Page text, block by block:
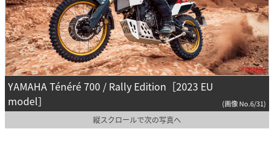
YAMAHA Ténéré 700 / Rally Edition［2023 EU
model］
(画像 No.6/31)
縦スクロールで次の写真へ